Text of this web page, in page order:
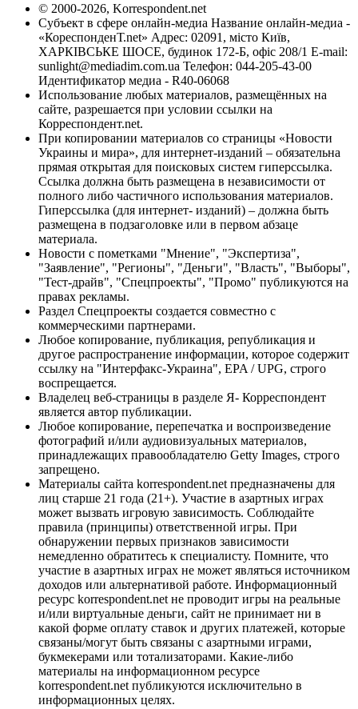
© 2000-2026, Korrespondent.net
Субъект в сфере онлайн-медиа Название онлайн-медиа -
«КореспонденТ.net» Адрес: 02091, місто Київ,
ХАРКІВСЬКЕ ШОСЕ, будинок 172-Б, офіс 208/1 E-mail:
sunlight@mediadim.com.ua Телефон: 044-205-43-00
Идентификатор медиа - R40-06068
Использование любых материалов, размещённых на
сайте, разрешается при условии ссылки на
Корреспондент.net.
При копировании материалов со страницы «Новости
Украины и мира», для интернет-изданий – обязательна
прямая открытая для поисковых систем гиперссылка.
Ссылка должна быть размещена в независимости от
полного либо частичного использования материалов.
Гиперссылка (для интернет- изданий) – должна быть
размещена в подзаголовке или в первом абзаце
материала.
Новости с пометками "Мнение", "Экспертиза",
"Заявление", "Регионы", "Деньги", "Власть", "Выборы",
"Тест-драйв", "Спецпроекты", "Промо" публикуются на
правах рекламы.
Раздел Спецпроекты создается совместно с
коммерческими партнерами.
Любое копирование, публикация, републикация и
другое распространение информации, которое содержит
ссылку на "Интерфакс-Украина", EPA / UPG, строго
воспрещается.
Владелец веб-страницы в разделе Я- Корреспондент
является автор публикации.
Любое копирование, перепечатка и воспроизведение
фотографий и/или аудиовизуальных материалов,
принадлежащих правообладателю Getty Images, строго
запрещено.
Материалы сайта korrespondent.net предназначены для
лиц старше 21 года (21+). Участие в азартных играх
может вызвать игровую зависимость. Соблюдайте
правила (принципы) ответственной игры. При
обнаружении первых признаков зависимости
немедленно обратитесь к специалисту. Помните, что
участие в азартных играх не может являться источником
доходов или альтернативой работе. Информационный
ресурс korrespondent.net не проводит игры на реальные
и/или виртуальные деньги, сайт не принимает ни в
какой форме оплату ставок и других платежей, которые
связаны/могут быть связаны с азартными играми,
букмекерами или тотализаторами. Какие-либо
материалы на информационном ресурсе
korrespondent.net публикуются исключительно в
информационных целях.